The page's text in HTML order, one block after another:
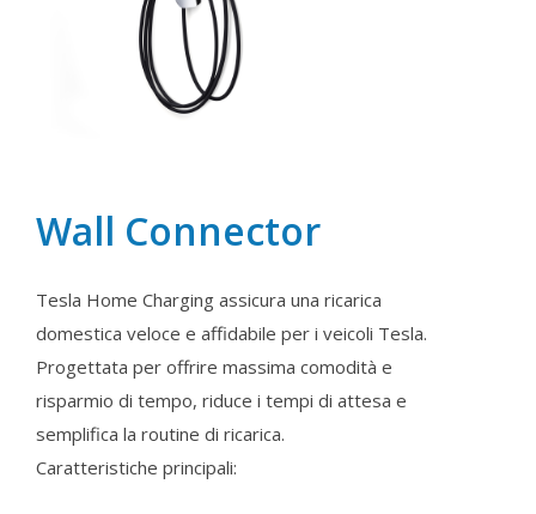
Wall Connector
Tesla Home Charging assicura una ricarica
domestica veloce e affidabile per i veicoli Tesla.
Progettata per offrire massima comodità e
risparmio di tempo, riduce i tempi di attesa e
semplifica la routine di ricarica.
Caratteristiche principali: